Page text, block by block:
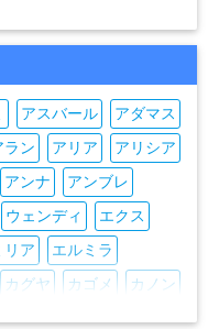
アスバール
アダマス
ラン アリア
アリシア
アンナ
アンブレ
ウェンディ
エクス
リア
エルミラ
カグヤ カゴメ
カノン
キュウビ
クラマ